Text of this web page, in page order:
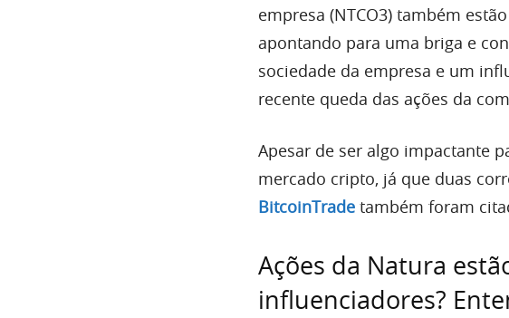
empresa (NTCO3) também
apontando para uma briga e
sociedade da empresa e um
recente queda das ações da
Apesar de ser algo impactante
mercado cripto, já que duas
BitcoinTrade também foram
Ações da Natura
influenciadores?